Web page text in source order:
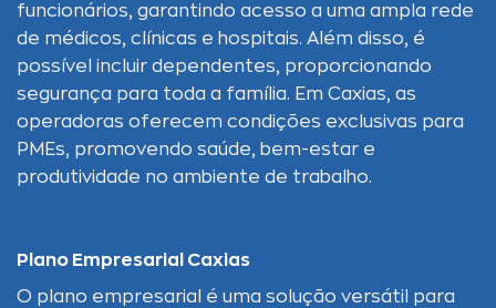
funcionários, garantindo acesso a uma ampla rede
de médicos, clínicas e hospitais. Além disso, é
possível incluir dependentes, proporcionando
segurança para toda a família. Em Caxias, as
operadoras oferecem condições exclusivas para
PMEs, promovendo saúde, bem-estar e
produtividade no ambiente de trabalho.
Plano Empresarial Caxias
O plano empresarial é uma solução versátil para